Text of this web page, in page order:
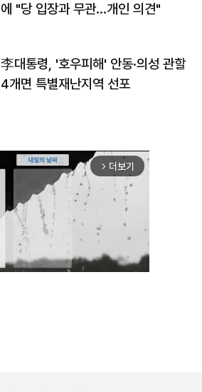
에 "당 입장과 무관…개인 의견"
李대통령, '호우피해' 안동·의성 관할
4개면 특별재난지역 선포
arrow_forward_ios 더보기